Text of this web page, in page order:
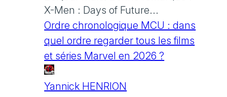
X-Men : Days of Future...
Ordre chronologique MCU : dans
quel ordre regarder tous les films
et séries Marvel en 2026 ?
Yannick HENRION